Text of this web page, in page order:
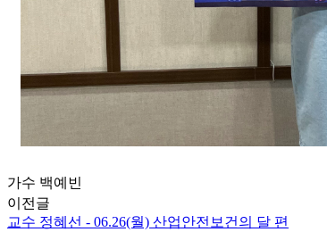
가수 백예빈
이전글
교수 정혜선 - 06.26(월) 산업안전보건의 달 편